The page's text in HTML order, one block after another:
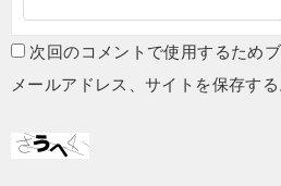
次回のコメントで使用するため
メールアドレス、サイトを保存する